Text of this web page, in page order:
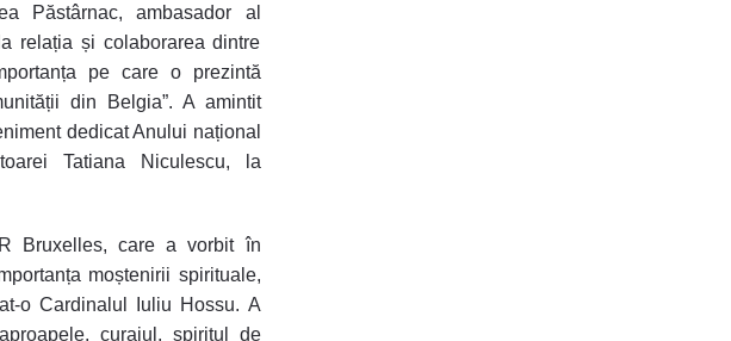
Păstârnac, ambasador al
relația și colaborarea dintre
pe care o prezintă
din Belgia”. A amintit
dedicat Anului național
Tatiana Niculescu, la
Bruxelles, care a vorbit în
moștenirii spirituale,
o Cardinalul Iuliu Hossu. A
curajul, spiritul de